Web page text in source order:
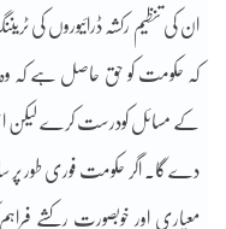
ان کی تنظیم رکشہ ڈرائیوروں کی
کہ حکومت کو حق حاصل ہے کہ وہ
کے مسائل کودرست کرے لیکن
دے گا۔ اگر حکومت فوری طور پر
معیاری اور خوبصورت رکشے